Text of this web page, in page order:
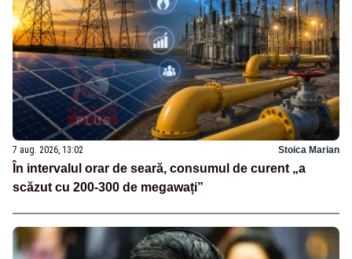
7 aug. 2026, 13:02 Stoica Marian
În intervalul orar de seară, consumul de curent „a
scăzut cu 200-300 de megawați”